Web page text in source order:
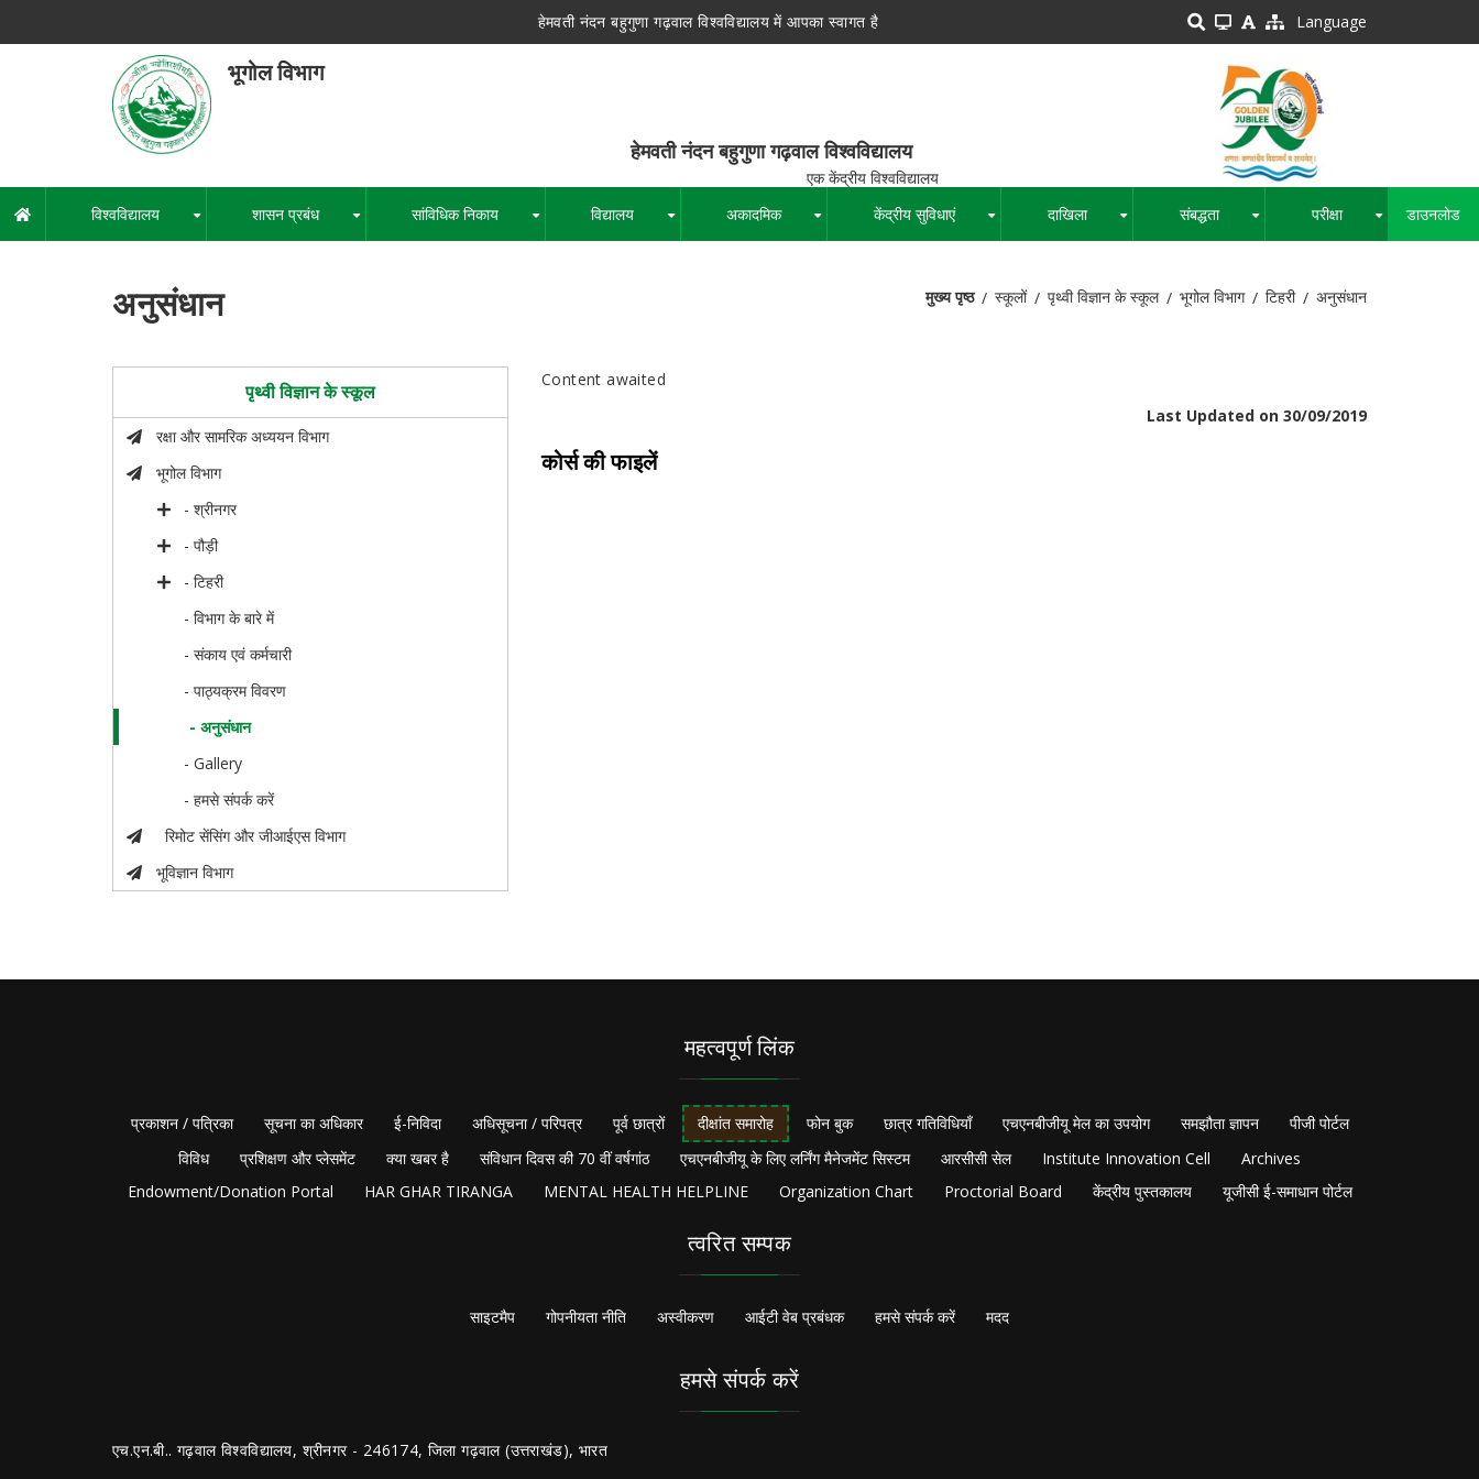
हेमवती नंदन बहुगुणा गढ़वाल विश्वविद्यालय में आपका स्वागत है Language
भूगोल विभाग
हेमवती नंदन बहुगुणा गढ़वाल विश्वविद्यालय
एक केंद्रीय विश्वविद्यालय
मुख्य
नेविगेशन
विश्वविद्यालय शासन प्रबंध सांविधिक निकाय विद्यालय अकादमिक केंद्रीय सुविधाएं दाखिला संबद्धता परीक्षा डाउनलोड
अनुसंधान मुख्य पृष्ठ स्कूलों पृथ्वी विज्ञान के स्कूल भूगोल विभाग टिहरी अनुसंधान
पृथ्वी विज्ञान के स्कूल
रक्षा और सामरिक अध्ययन विभाग
भूगोल विभाग
- श्रीनगर
- पौड़ी
- टिहरी
- विभाग के बारे में
- संकाय एवं कर्मचारी
- पाठ्यक्रम विवरण
- अनुसंधान
- Gallery
- हमसे संपर्क करें
रिमोट सेंसिंग और जीआईएस विभाग
भूविज्ञान विभाग
Content awaited
Last Updated on 30/09/2019
कोर्स की फाइलें
महत्वपूर्ण लिंक
प्रकाशन / पत्रिका सूचना का अधिकार ई-निविदा अधिसूचना / परिपत्र पूर्व छात्रों दीक्षांत समारोह फोन बुक छात्र गतिविधियाँ एचएनबीजीयू मेल का उपयोग समझौता ज्ञापन
पीजी पोर्टल
विविध
प्रशिक्षण और प्लेसमेंट क्या खबर है संविधान दिवस की 70 वीं वर्षगांठ एचएनबीजीयू के लिए लर्निंग मैनेजमेंट सिस्टम आरसीसी सेल Institute Innovation Cell
Archives
Endowment/Donation Portal
HAR GHAR TIRANGA MENTAL HEALTH HELPLINE Organization Chart Proctorial Board केंद्रीय पुस्तकालय यूजीसी ई-समाधान पोर्टल
त्वरित सम्पक
साइटमैप गोपनीयता नीति अस्वीकरण आईटी वेब प्रबंधक हमसे संपर्क करें मदद
हमसे संपर्क करें
एच.एन.बी.. गढ़वाल विश्वविद्यालय, श्रीनगर - 246174, जिला गढ़वाल (उत्तराखंड), भारत